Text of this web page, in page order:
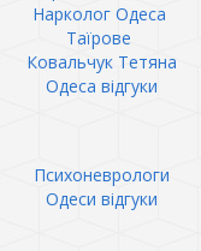
Нарколог Одеса
Таїрове
Ковальчук Тетяна
Одеса відгуки
Психоневрологи
Одеси відгуки